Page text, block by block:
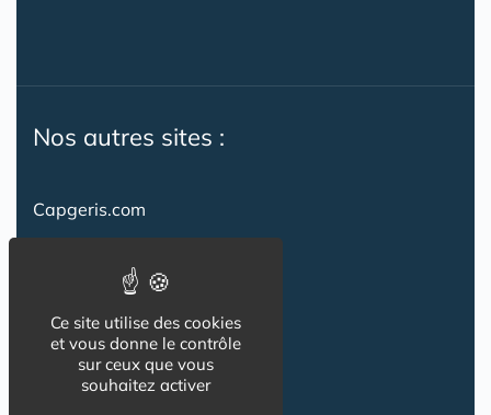
Nos autres sites :
Capgeris.com
Emploi-formation-sante.com
Seniorissimmo.com
Creche-et-naissance.com
Ce site utilise des cookies
et vous donne le contrôle
sur ceux que vous
souhaitez activer